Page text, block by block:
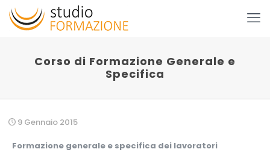
Corso di Formazione Generale e
Specifica
9 Gennaio 2015
Formazione generale e specifica dei lavoratori